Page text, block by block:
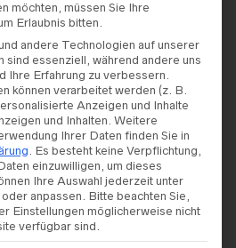
– Modell
möchten, müssen Sie Ihre
Erlaubnis bitten.
andere Technologien auf unserer
sind essenziell, während andere uns
Ihre Erfahrung zu verbessern.
können verarbeitet werden (z. B.
Anzeigen und Inhalte
und Inhalten. Weitere
Ihrer Daten finden Sie in
. Es besteht keine Verpflichtung,
einzuwilligen, um dieses
Ihre Auswahl jederzeit unter
anpassen. Bitte beachten Sie,
Einstellungen möglicherweise nicht
verfügbar sind.